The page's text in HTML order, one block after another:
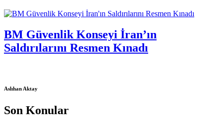
BM Güvenlik Konseyi İran’ın
Saldırılarını Resmen Kınadı
Aslıhan Aktay
Son Konular